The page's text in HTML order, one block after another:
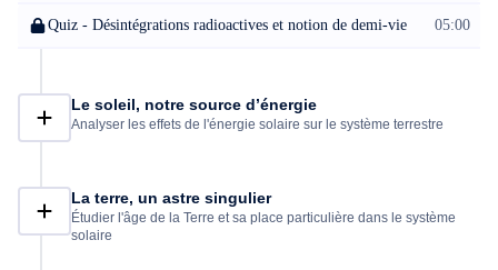
Quiz - Désintégrations radioactives et notion de demi-vie 05:00
Le soleil, notre source d’énergie
Analyser les effets de l'énergie solaire sur le système terrestre
La terre, un astre singulier
Étudier l'âge de la Terre et sa place particulière dans le système
solaire